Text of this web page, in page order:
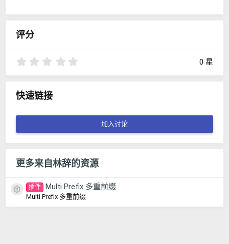
评分
0 星
快速链接
加入讨论
更多来自林辞的资源
资源图标
插件 Multi Prefix 多重前缀
Multi Prefix 多重前缀